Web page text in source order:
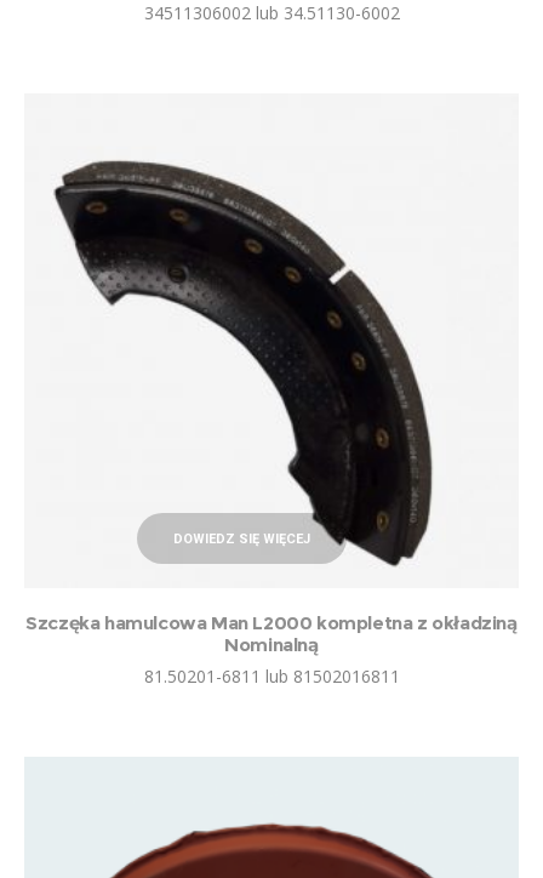
34511306002 lub 34.51130-6002
DOWIEDZ SIĘ WIĘCEJ
Szczęka hamulcowa Man L2000 kompletna z okładziną
Nominalną
81.50201-6811 lub 81502016811